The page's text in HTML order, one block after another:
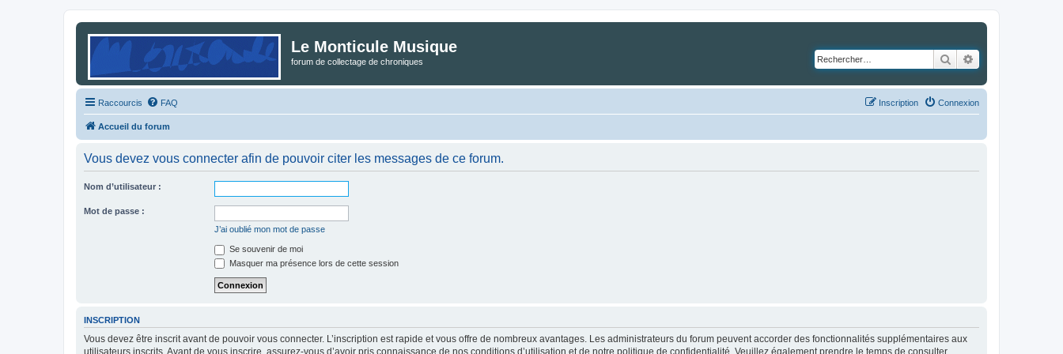
Le Monticule Musique
forum de collectage de chroniques Rechercher
Raccourcis FAQ Connexion
Inscription
Accueil du forum
Vous devez vous connecter afin de pouvoir citer les messages de ce forum.
Nom d’utilisateur :
Mot de passe :
J’ai oublié mon mot de passe
Se souvenir de moi
Masquer ma présence lors de cette session
INSCRIPTION
Vous devez être inscrit avant de pouvoir vous connecter. L’inscription est rapide et vous offre de nombreux avantages. Les administrateurs du forum peuvent accorder des fonctionnalités supplémentaires aux
utilisateurs inscrits. Avant de vous inscrire, assurez-vous d’avoir pris connaissance de nos conditions d’utilisation et de notre politique de confidentialité. Veuillez également prendre le temps de consulter